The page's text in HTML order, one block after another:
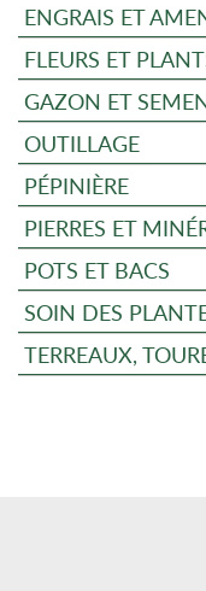
ENGRAIS ET
FLEURS ET
GAZON ET
OUTILLAGE
PÉPINIÈRE
PIERRES ET
POTS ET BACS
SOIN DES
TERREAUX,